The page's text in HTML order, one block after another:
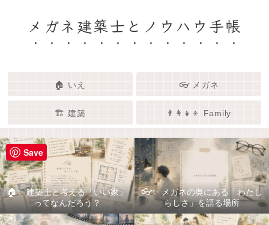
メガネ建築士とノウハウ手帳
🏠 いえ 👓 メガネ
🏗️ 建築 👨‍👩‍👧‍👦 Family
🏠✨ 建築士と考える「いい家」
ってなんだろう？
👓✨ メガネの奥にある「わたし
らしさ」を語る場所
Save